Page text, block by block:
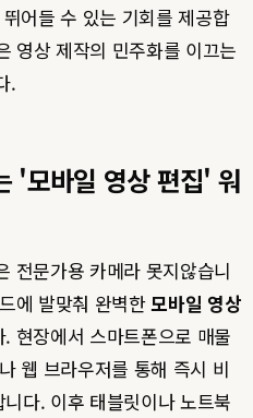
어들 수 있는 기회를 제공합
영상 제작의 민주화를 이끄는
.
'모바일 영상 편집' 워
전문가용 카메라 못지않습니
에 발맞춰 완벽한모바일 영상
현장에서 스마트폰으로 매물
웹 브라우저를 통해 즉시 비
다. 이후 태블릿이나 노트북